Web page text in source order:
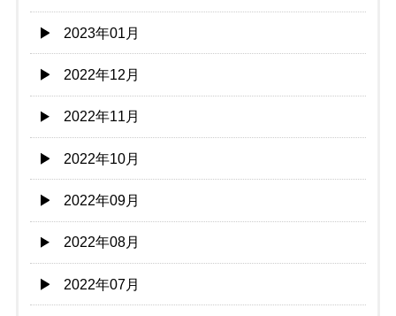
2023年01月
2022年12月
2022年11月
2022年10月
2022年09月
2022年08月
2022年07月